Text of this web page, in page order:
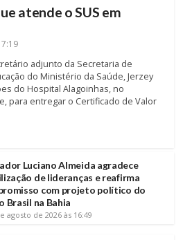
atende o SUS em
adjunto da Secretaria de
do Ministério da Saúde, Jerzey
do Hospital Alagoinhas, no
para entregar o Certificado de Valor
Luciano Almeida agradece
de lideranças e reafirma
com projeto político do
Brasil na Bahia
agosto de 2026 às 16:49